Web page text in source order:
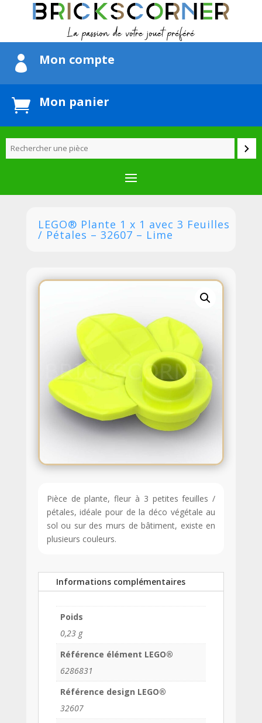
 Mon compte
 Mon panier
LEGO® Plante 1 x 1 avec 3 Feuilles
/ Pétales – 32607 – Lime
Pièce de plante, fleur à 3 petites feuilles /
pétales, idéale pour de la déco végétale au
sol ou sur des murs de bâtiment, existe en
plusieurs couleurs.
Informations complémentaires
Poids
0,23 g
Référence élément LEGO®
6286831
Référence design LEGO®
32607